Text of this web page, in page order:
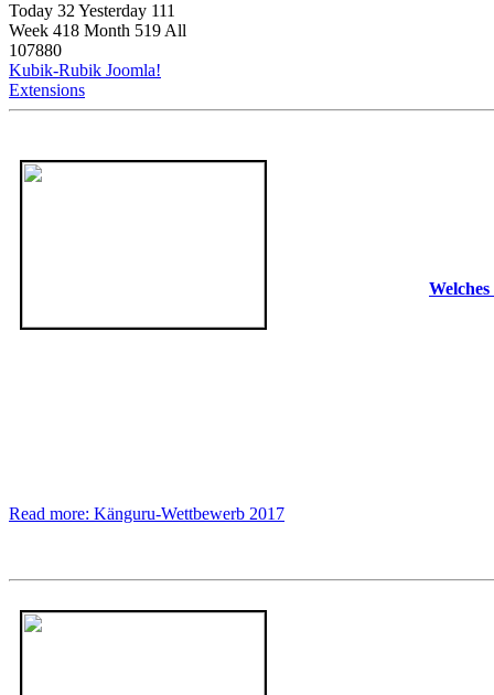
Today 32 Yesterday 111
Week 418 Month 519 All
107880
Kubik-Rubik Joomla!
Extensions
Read more: Känguru-Wettbewerb 2017